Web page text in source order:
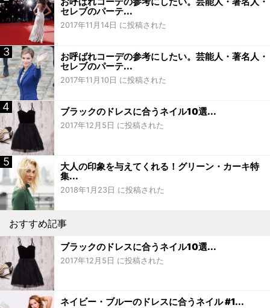
セレブのパーテ...
2017年11月14日 に投稿された
お呼ばれコーデの参考にしたい。芸能人・著名人・
セレブのパーテ...
2017年11月10日 に投稿された
ブラックのドレスに合うネイル10選...
2017年12月5日 に投稿された
大人の印象を与えてくれる！グリーン・カーキ特
集...
2018年1月23日 に投稿された
おすすめ記事
ブラックのドレスに合うネイル10選...
2017年12月5日 に投稿された
ネイビー・ブルーのドレスに合うネイル #1...